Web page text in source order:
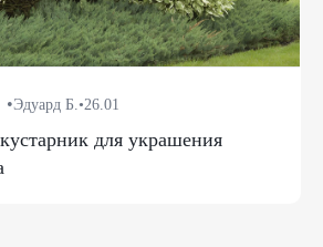
•Эдуард Б.•26.01
для украшения